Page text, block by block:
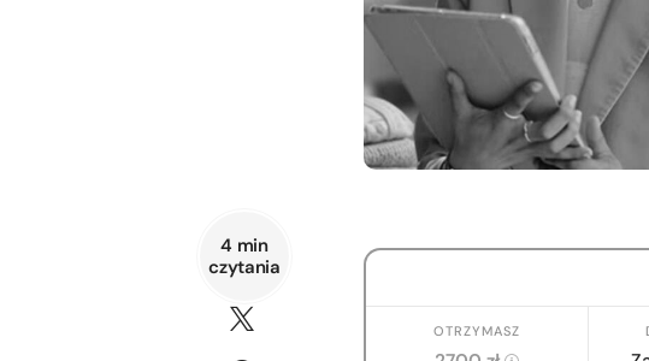
4 min
czytania
OTRZYMASZ